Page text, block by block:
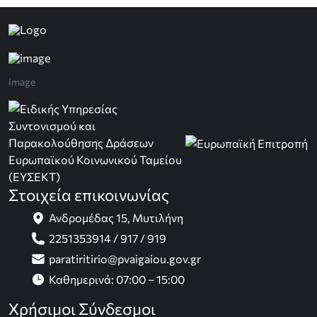
image
Στοιχεία επικοινωνίας
Ανδρομέδας 15, Μυτιλήνη
2251353914 / 917 / 919
paratiritirio@pvaigaiou.gov.gr
Καθημερινά: 07:00 – 15:00
Χρήσιμοι Σύνδεσμοι